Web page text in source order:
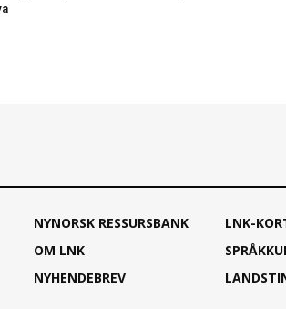
NYNORSK RESSURSBANK
OM LNK
NYHENDEBREV
LNK-